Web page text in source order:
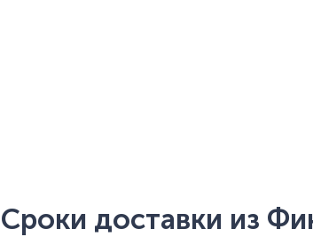
Сроки доставки из